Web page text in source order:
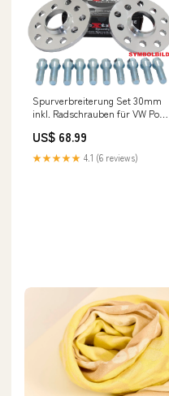
Spurverbreiterung Set 30mm
inkl. Radschrauben für VW Polo
US$ 68.99
★★★★★ 4.1 (6 reviews)